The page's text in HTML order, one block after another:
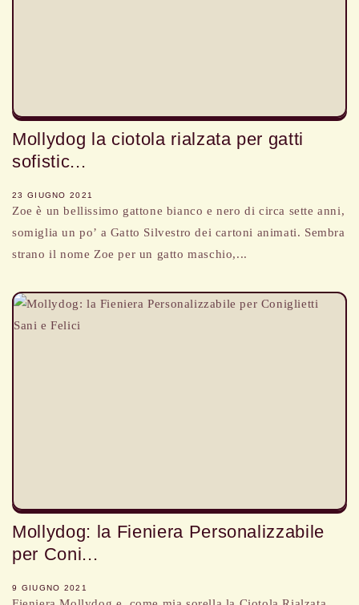
Mollydog la ciotola rialzata per gatti
sofistic...
23 GIUGNO 2021
Zoe è un bellissimo gattone bianco e nero di circa sette anni,
somiglia un po’ a Gatto Silvestro dei cartoni animati. Sembra
strano il nome Zoe per un gatto maschio,...
Mollydog: la Fieniera Personalizzabile
per Coni...
9 GIUGNO 2021